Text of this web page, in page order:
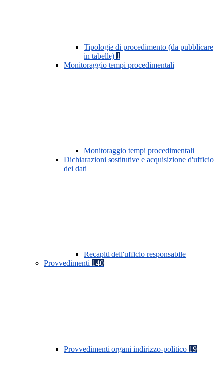
Tipologie di procedimento (da pubblicare
in tabelle) 1
Monitoraggio tempi procedimentali
Monitoraggio tempi procedimentali
Dichiarazioni sostitutive e acquisizione d'ufficio
dei dati
Recapiti dell'ufficio responsabile
Provvedimenti 140
Provvedimenti organi indirizzo-politico 19